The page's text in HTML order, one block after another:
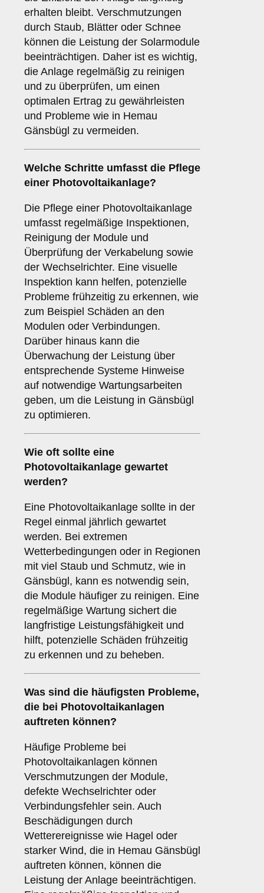
erhalten bleibt. Verschmutzungen
durch Staub, Blätter oder Schnee
können die Leistung der Solarmodule
beeinträchtigen. Daher ist es wichtig,
die Anlage regelmäßig zu reinigen
und zu überprüfen, um einen
optimalen Ertrag zu gewährleisten
und Probleme wie in Hemau
Gänsbügl zu vermeiden.
Welche Schritte umfasst die Pflege
einer Photovoltaikanlage?
Die Pflege einer Photovoltaikanlage
umfasst regelmäßige Inspektionen,
Reinigung der Module und
Überprüfung der Verkabelung sowie
der Wechselrichter. Eine visuelle
Inspektion kann helfen, potenzielle
Probleme frühzeitig zu erkennen, wie
zum Beispiel Schäden an den
Modulen oder Verbindungen.
Darüber hinaus kann die
Überwachung der Leistung über
entsprechende Systeme Hinweise
auf notwendige Wartungsarbeiten
geben, um die Leistung in Gänsbügl
zu optimieren.
Wie oft sollte eine
Photovoltaikanlage gewartet
werden?
Eine Photovoltaikanlage sollte in der
Regel einmal jährlich gewartet
werden. Bei extremen
Wetterbedingungen oder in Regionen
mit viel Staub und Schmutz, wie in
Gänsbügl, kann es notwendig sein,
die Module häufiger zu reinigen. Eine
regelmäßige Wartung sichert die
langfristige Leistungsfähigkeit und
hilft, potenzielle Schäden frühzeitig
zu erkennen und zu beheben.
Was sind die häufigsten Probleme,
die bei Photovoltaikanlagen
auftreten können?
Häufige Probleme bei
Photovoltaikanlagen können
Verschmutzungen der Module,
defekte Wechselrichter oder
Verbindungsfehler sein. Auch
Beschädigungen durch
Wetterereignisse wie Hagel oder
starker Wind, die in Hemau Gänsbügl
auftreten können, können die
Leistung der Anlage beeinträchtigen.